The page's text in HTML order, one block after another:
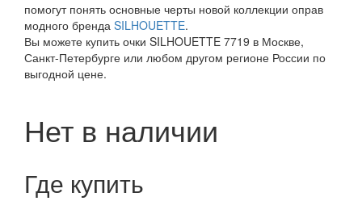
помогут понять основные черты новой коллекции оправ
модного бренда SILHOUETTE.
Вы можете купить очки SILHOUETTE 7719 в Москве,
Санкт-Петербурге или любом другом регионе России по
выгодной цене.
Нет в наличии
Где купить